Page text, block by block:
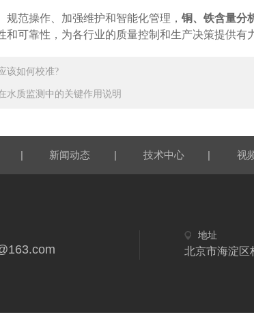
范操作、加强维护和智能化管理，铜、铁含量分
和可靠性，为各行业的质量控制和生产决策提供有
该如何校准?
水质监测中的关键作用说明
| 新闻动态 | 技术中心 | 视
地址
北京市海淀区